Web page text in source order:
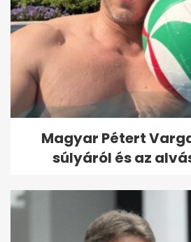
Magyar Pétert
súlyáról és az